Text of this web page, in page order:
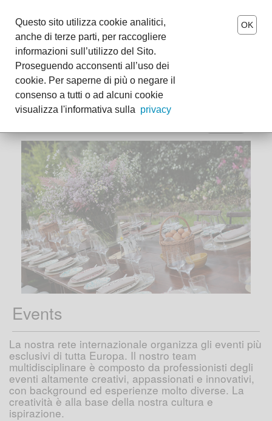
MENU
it-en
The Tearose World
Wedding
Boutiques
Buona Pasqua!
Speriamo che possa essere per voi piena
d’amore, gioia e fiori.
Events
La nostra rete internazionale organizza gli eventi più
esclusivi di tutta Europa. Il nostro team
multidisciplinare è composto da professionisti degli
eventi altamente creativi, appassionati e innovativi,
con background ed esperienze molto diverse. La
creatività è alla base della nostra cultura e
ispirazione.
Questo sito utilizza cookie analitici,
anche di terze parti, per raccogliere
informazioni sull’utilizzo del Sito.
Proseguendo acconsenti all’uso dei
cookie. Per saperne di più o negare il
consenso a tutti o ad alcuni cookie
visualizza l'informativa sulla privacy
OK